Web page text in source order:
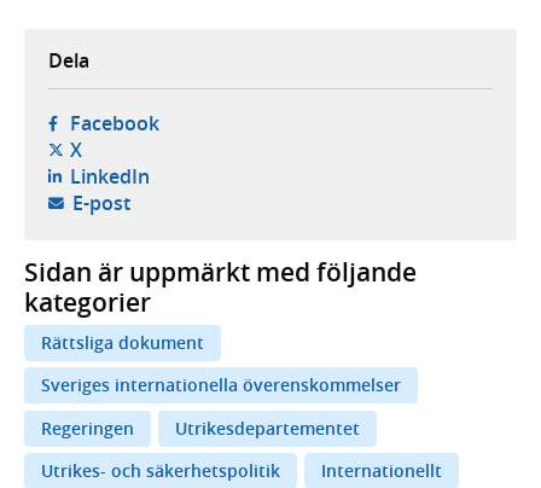
Dela
Facebook- öppnas i ny flik, extern webbplats,
X- öppnas i ny flik, extern webbplats,
LinkedIn- öppnas i ny flik, extern webbplats,
E-post- öppnar din e-postklient,
Sidan är uppmärkt med följande
kategorier
Rättsliga dokument
Sveriges internationella överenskommelser
Regeringen
Utrikesdepartementet
Utrikes- och säkerhetspolitik
Internationellt